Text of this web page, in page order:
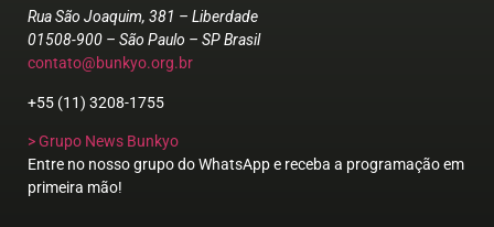
Rua São Joaquim, 381 – Liberdade
01508-900 – São Paulo – SP Brasil
contato@bunkyo.org.br
+55 (11) 3208-1755
> Grupo News Bunkyo
Entre no nosso grupo do WhatsApp e receba a programação em
primeira mão!